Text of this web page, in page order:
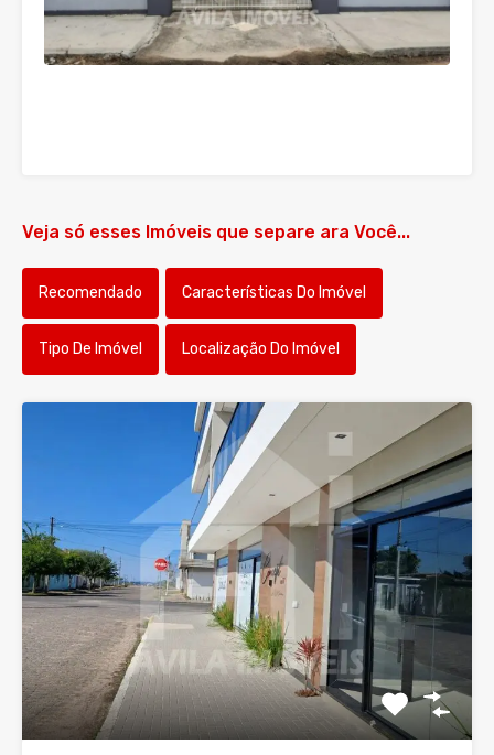
Veja só esses Imóveis que separe ara Você...
Recomendado Características Do Imóvel
Tipo De Imóvel Localização Do Imóvel